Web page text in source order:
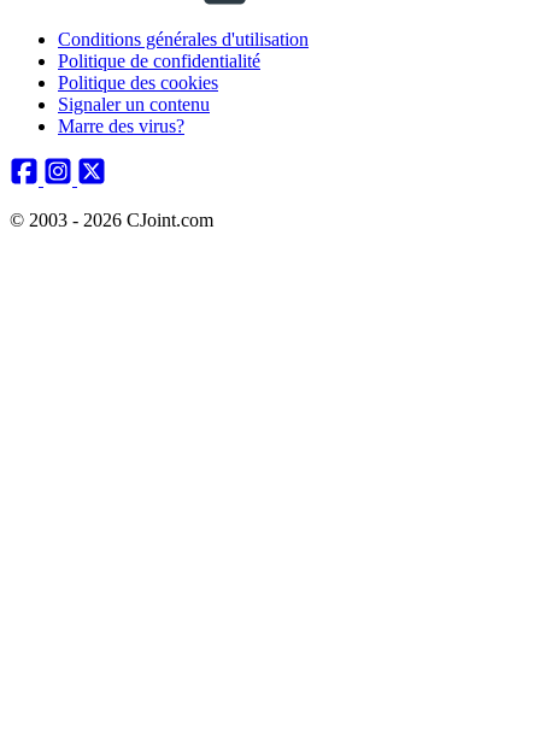
Conditions générales d'utilisation
Politique de confidentialité
Politique des cookies
Signaler un contenu
Marre des virus?
© 2003 - 2026 CJoint.com